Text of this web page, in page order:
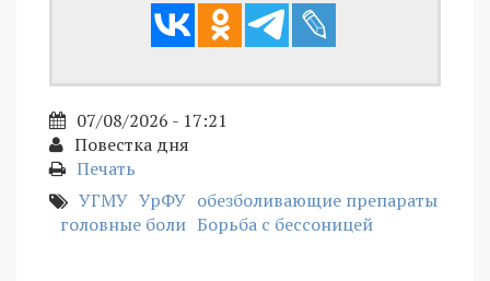
07/08/2026 - 17:21
Повестка дня
Печать
УГМУ УрФУ обезболивающие препараты
головные боли Борьба с бессоницей